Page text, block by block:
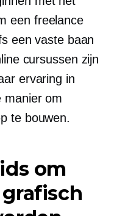
een ​​freelance
een vaste baan
cursussen zijn
ervaring in
manier om
te bouwen.
om